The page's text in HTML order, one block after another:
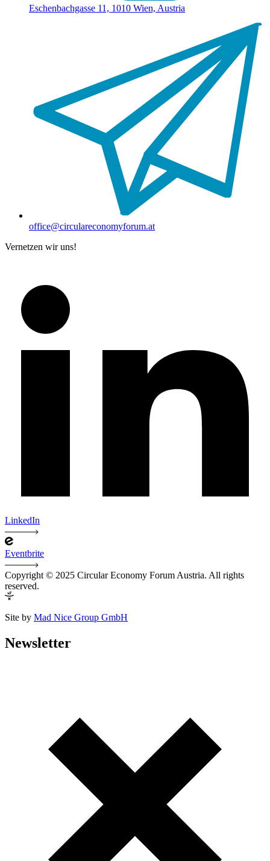
Eschenbachgasse 11, 1010 Wien, Austria
office@circulareconomyforum.at
Vernetzen wir uns!
LinkedIn
Eventbrite
Copyright © 2025 Circular Economy Forum Austria. All rights
reserved.
Site by Mad Nice Group GmbH
Newsletter